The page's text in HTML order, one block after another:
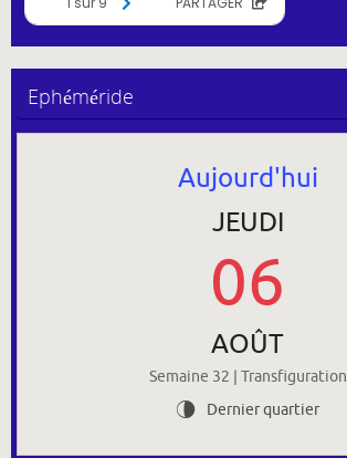
Ephéméride
Aujourd'hui
JEUDI
06
AOÛT
Semaine 32 | Transfiguration
U Dernier quartier